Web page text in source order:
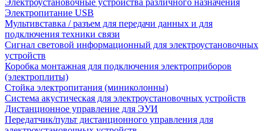
Электроустановочные устройства различного назначения
Электропитание USB
Мультивставка / разъем для передачи данных и для
подключения техники связи
Сигнал световой информационный для электроустановочных
устройств
Коробка монтажная для подключения электроприборов
(электроплиты)
Стойка электропитания (миниколонны)
Система акустическая для электроустановочных устройств
Дистанционное управление для ЭУИ
Передатчик/пульт дистанционного управления для